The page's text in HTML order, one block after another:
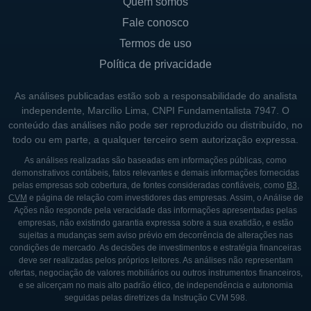
a consolidou como um dos principais grupos
Nos anos seguintes, a Equatorial passou por
fortaleceram sua posição no mercado. A
empresa focou na melhoria da qualidade do
serviço oferecido aos consumidores e na
ampliação da cobertura da rede elétrica.
Além disso, a Equatorial também
desenvolveu projetos de eficiência
energética e de inserção de fontes
renováveis em suas operações, alinhando-se
aos desafios da matriz energética nacional.
Nos últimos anos, a Equatorial tem se
destacado por suas práticas de governança
Fale conosco
Termos de uso
Política de privacidade
As análises publicadas estão sob a responsabilidade do analista
independente, Marcílio Lima, CNPI Fundamentalista 7947. O
conteúdo das análises não pode ser reproduzido ou distribuído, no
todo ou em parte, a qualquer terceiro sem autorização expressa.
As análises realizadas são baseadas em informações públicas, como
demonstrativos contábeis, fatos relevantes e demais informações fornecidas
pelas empresas sob cobertura, de fontes consideradas confiáveis, como B3,
CVM e página de relação com investidores das empresas. Assim, o Análise de
Ações não responde pela veracidade das informações apresentadas pelas
empresas, não existindo garantia expressa sobre a sua exatidão, e estão
sujeitas a mudanças sem aviso prévio em decorrência de alterações nas
condições de mercado. As decisões de investimentos e estratégia financeiras
deve ser realizadas pelos próprios leitores. As análises não representam
ofertas, negociação de valores mobiliários ou outros instrumentos financeiros,
e se alicerçam no mais alto padrão ético, de independência e autonomia
seguidas pelas diretrizes da Instrução CVM 598.